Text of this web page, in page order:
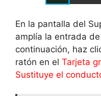
En la pantalla del
amplía la entrada
continuación, haz
ratón en el Tarjeta
Sustituye el